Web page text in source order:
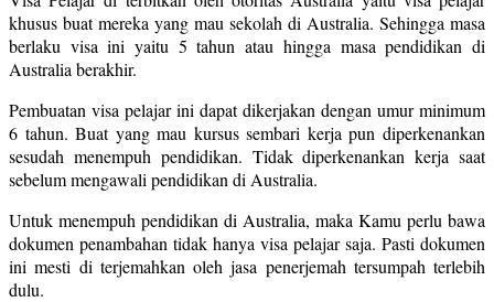
khusus buat mereka yang mau sekolah di Australia. Sehingga masa
berlaku visa ini yaitu 5 tahun atau hingga masa pendidikan di
Australia berakhir.
Pembuatan visa pelajar ini dapat dikerjakan dengan umur minimum
6 tahun. Buat yang mau kursus sembari kerja pun diperkenankan
sesudah menempuh pendidikan. Tidak diperkenankan kerja saat
sebelum mengawali pendidikan di Australia.
Untuk menempuh pendidikan di Australia, maka Kamu perlu bawa
dokumen penambahan tidak hanya visa pelajar saja. Pasti dokumen
ini mesti di terjemahkan oleh jasa penerjemah tersumpah terlebih
dulu.